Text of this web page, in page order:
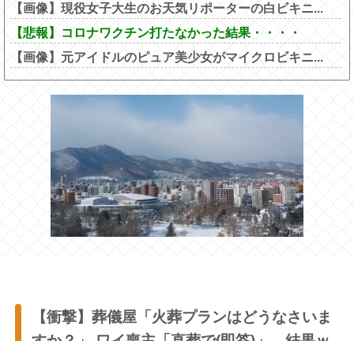
【画像】現役女子大生のお天気リポーターの白ビキニ...
【悲報】コロナワクチン打たなかった結果・・・・
【画像】元アイドルのピュア美少女がマイクロビキニ...
【衝撃】葬儀屋「火葬プランはどうなさいま